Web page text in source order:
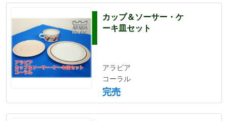
カップ＆ソーサー・ケ
ーキ皿セット
アラビア
コーラル
完売